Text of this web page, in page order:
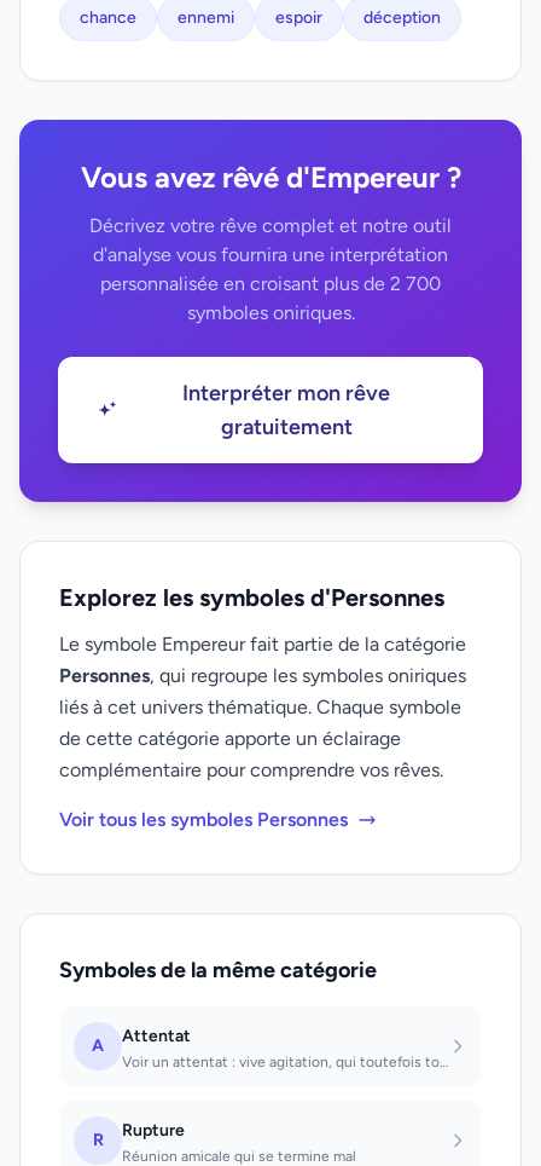
chance ennemi espoir déception
Vous avez rêvé d'Empereur ?
Décrivez votre rêve complet et notre outil
d'analyse vous fournira une interprétation
personnalisée en croisant plus de 2 700
symboles oniriques.
Interpréter mon rêve
gratuitement
Explorez les symboles d'Personnes
Le symbole Empereur fait partie de la catégorie
Personnes, qui regroupe les symboles oniriques
liés à cet univers thématique. Chaque symbole
de cette catégorie apporte un éclairage
complémentaire pour comprendre vos rêves.
Voir tous les symboles Personnes
Symboles de la même catégorie
A Attentat
Voir un attentat : vive agitation, qui toutefois tourne bien. Commettre un atten...
R Rupture
Réunion amicale qui se termine mal